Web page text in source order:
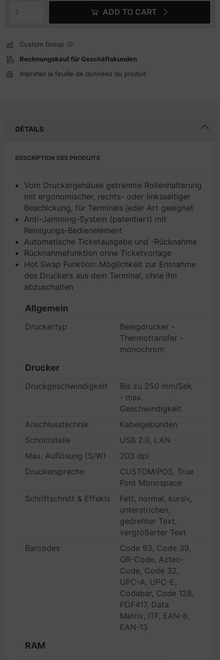
ADD TO CART
Custom Group
Rechnungskauf für Geschäftskunden
Imprimer la feuille de données du produit
DÉTAILS
DESCRIPTION DES PRODUITS
Vom Druckergehäuse getrennte Rollenhalterung
mit ergonomischer, rechts- oder linksseitiger
Beschickung, für Terminals jeder Art geeignet
Anti-Jamming-System (patentiert) mit
Reinigungs-Bedienelement
Automatische Ticketausgabe und -Rücknahme
Rücknahmefunktion ohne Ticketvorlage
Hot Swap Funktion: Möglichkeit zur Entnahme
des Druckers aus dem Terminal, ohne ihn
abzuschalten
Allgemein
Druckertyp
Belegdrucker -
Thermotransfer -
monochrom
Drucker
Druckgeschwindigkeit
Bis zu 250 mm/Sek
- max.
Geschwindigkeit
Anschlusstechnik
Kabelgebunden
Schnittstelle
USB 2.0, LAN
Max. Auflösung (S/W)
203 dpi
Druckersprache
CUSTOM/POS, True
Font Monospace
Schriftschnitt & Effekte
Fett, normal, kursiv,
unterstrichen,
gedrehter Text,
vergrößerter Text
Barcodes
Code 93, Code 39,
QR-Code, Aztec-
Code, Code 32,
UPC-A, UPC-E,
Codabar, Code 128,
PDF417, Data
Matrix, ITF, EAN-8,
EAN-13
RAM